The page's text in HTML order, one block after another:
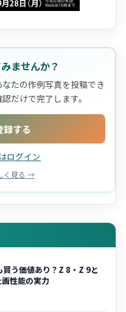
ませんか？
たの作例写真を投稿でき
だけで完了します。
録する
ログイン
く見る →
う価値あり？Z 8・Z 9と
性能の実力